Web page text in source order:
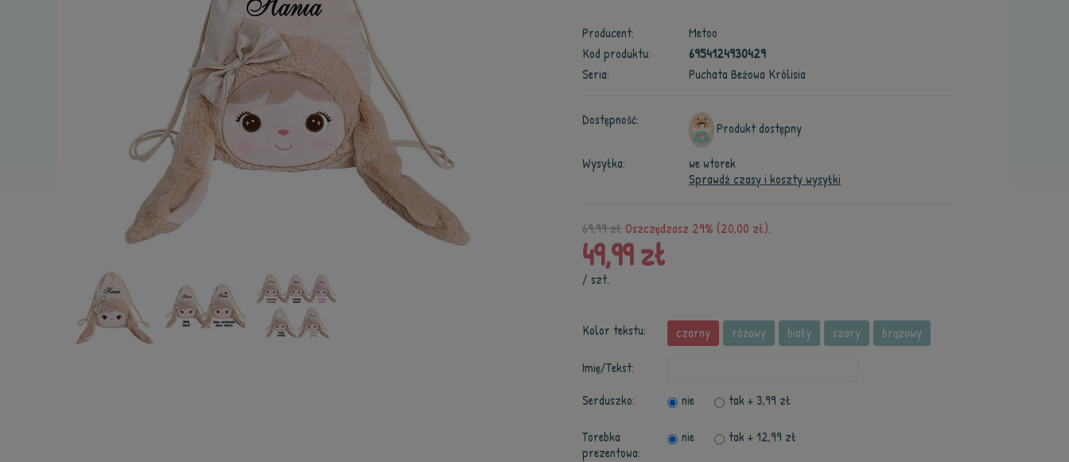
Producent:
Metoo
Kod produktu:
6954124930429
Seria:
Puchata Beżowa Królisia
Dostępność:
Produkt dostępny
Wysyłka:
we wtorek
Sprawdź czasy i koszty wysyłki
69,99 zł Oszczędzasz 29% (20,00 zł).
49,99 zł
/ szt.
Kolor tekstu: czarny różowy biały szary brązowy
Imię/Tekst:
Serduszko:
nie tak + 3,99 zł
Torebka
prezentowa:
nie tak + 12,99 zł